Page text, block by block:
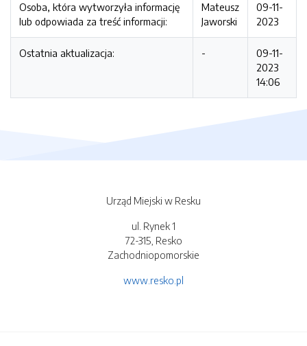
Osoba, która wytworzyła informację
lub odpowiada za treść informacji:
Mateusz
Jaworski
09-11-
2023
Ostatnia aktualizacja: -
09-11-
2023
14:06
Urząd Miejski w Resku
ul. Rynek 1
72-315, Resko
Zachodniopomorskie
www.resko.pl